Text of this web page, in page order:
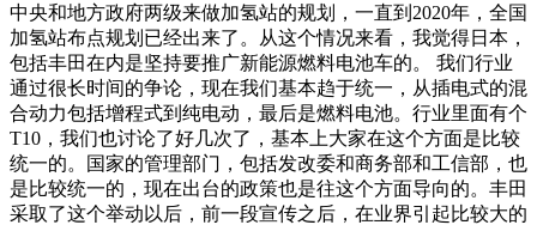
中央和地方政府两级来做加氢站的规划，一直到2020年，全国
加氢站布点规划已经出来了。从这个情况来看，我觉得日本，
包括丰田在内是坚持要推广新能源燃料电池车的。 我们行业
通过很长时间的争论，现在我们基本趋于统一，从插电式的混
合动力包括增程式到纯电动，最后是燃料电池。行业里面有个
T10，我们也讨论了好几次了，基本上大家在这个方面是比较
统一的。国家的管理部门，包括发改委和商务部和工信部，也
是比较统一的，现在出台的政策也是往这个方面导向的。丰田
采取了这个举动以后，前一段宣传之后，在业界引起比较大的